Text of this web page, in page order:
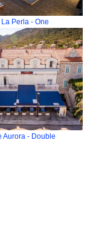
Perla - One
Aurora - Double